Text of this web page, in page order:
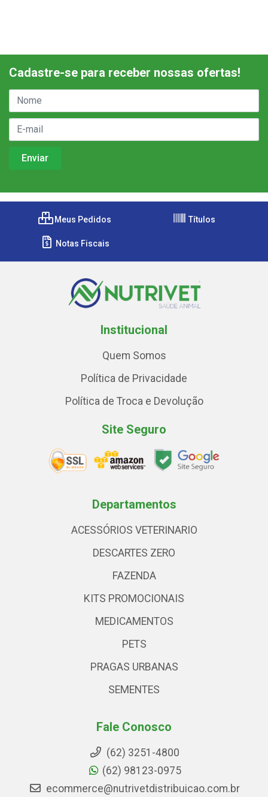
Cadastre-se para receber nossas ofertas!
Meus Pedidos Títulos
Notas Fiscais
Institucional
Quem Somos
Política de Privacidade
Política de Troca e Devolução
Site Seguro
Departamentos
ACESSÓRIOS VETERINARIO
DESCARTES ZERO
FAZENDA
KITS PROMOCIONAIS
MEDICAMENTOS
PETS
PRAGAS URBANAS
SEMENTES
Fale Conosco
(62) 3251-4800
(62) 98123-0975
ecommerce@nutrivetdistribuicao.com.br